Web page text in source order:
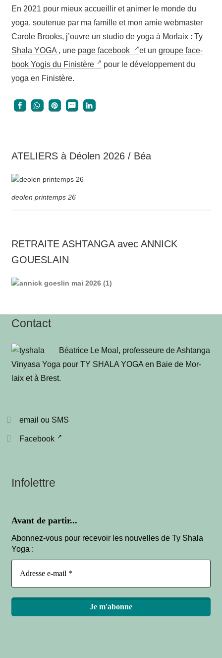
En 2021 pour mieux accueillir et ani­mer le monde du
yoga, sou­te­nue par ma famille et mon amie web­mas­ter
Carole Brooks, j’ouvre un stu­dio de yoga à Mor­laix : Ty
Sha­la YOGA , une page face­book et un groupe face­
book Yogis du Finis­tère
pour le déve­lop­pe­ment du
yoga en Finistère.
ATELIERS à Déolen 2026 / Béa
deolen printemps 26
RETRAITE ASHTANGA avec ANNICK
GOUESLAIN
Contact
Béa­trice Le Moal, pro­fes­seure de Ash­tan­ga
Vinya­sa Yoga pour TY SHALA YOGA en Baie de Mor­
laix et à Brest.
email ou SMS
Facebook
Infolettre
Avant de partir...
Abonnez-vous pour recevoir les nouvelles de Ty Shala
Yoga :